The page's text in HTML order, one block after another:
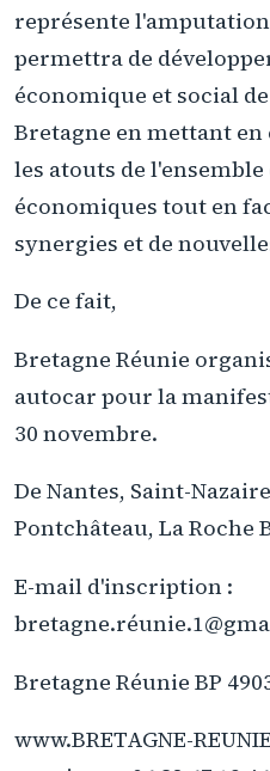
représente
permettra de
économique et social
Bretagne en mettant
les atouts de
économiques tout en
synergies et de
De ce fait,
Bretagne Réunie
autocar pour la
30 novembre.
De Nantes, Saint-
Pontchâteau, La Roche
E-mail d'inscription :
Bretagne Réunie BP
www.BRETAGNE-